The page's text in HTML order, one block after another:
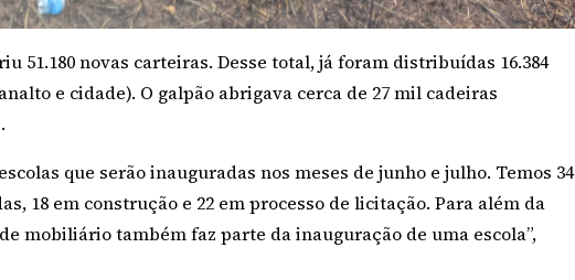
51.180 novas carteiras. Desse total, já foram distribuídas 16.384
e cidade). O galpão abrigava cerca de 27 mil cadeiras
que serão inauguradas nos meses de junho e julho. Temos 34
18 em construção e 22 em processo de licitação. Para além da
mobiliário também faz parte da inauguração de uma escola”,